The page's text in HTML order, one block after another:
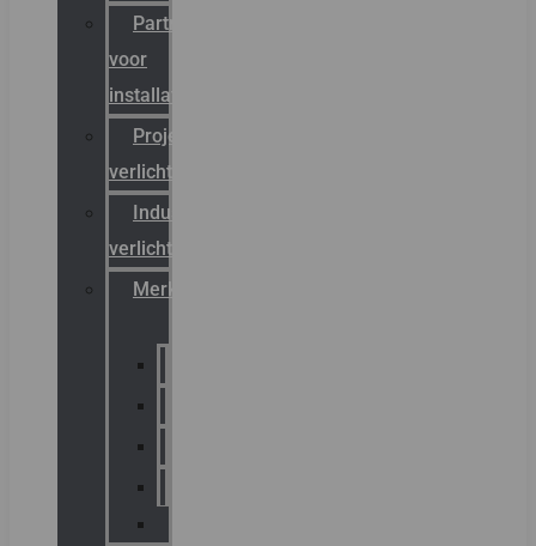
Partner
voor
installateurs
Projectreferenties
verlichting
Industriële
verlichting
Merken